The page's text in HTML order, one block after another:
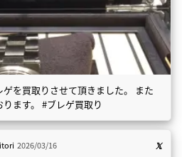
を買取りさせて頂きました。 また
ます。 #ブレゲ買取り
2026/03/16